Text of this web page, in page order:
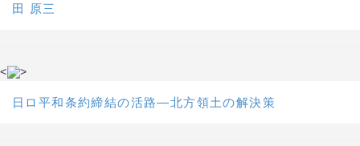
田 原三
< >
日ロ平和条約締結の活路―北方領土の解決策